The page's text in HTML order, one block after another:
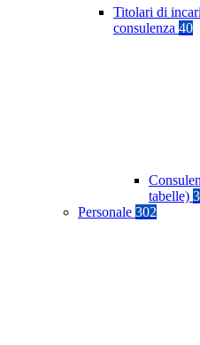
Titolari di
consulenza 40
tabelle)
Personale 302